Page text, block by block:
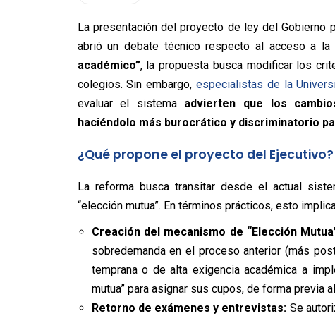
La presentación del proyecto de ley del Gobierno
abrió un debate técnico respecto al acceso a la
académico”, la propuesta busca modificar los
colegios. Sin embargo, especialistas de la
evaluar el sistema advierten que los
haciéndolo más burocrático y discriminatorio
¿Qué propone el proyecto del Ejecutivo?
La reforma busca transitar desde el actual
“elección mutua”. En términos prácticos, esto
Creación del mecanismo de “Elección
sobredemanda en el proceso anterior (más
temprana o de alta exigencia académica a
mutua” para asignar sus cupos, de forma previa
Retorno de exámenes y entrevistas: Se